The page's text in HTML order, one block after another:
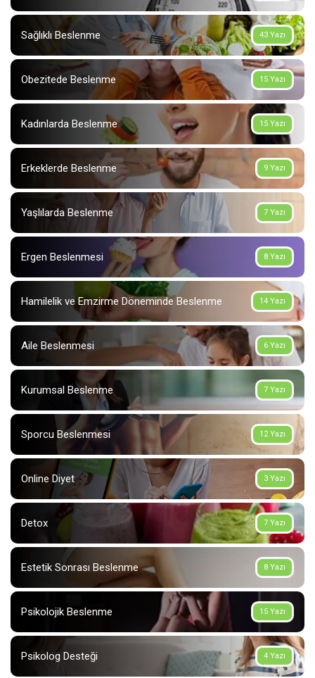
43 Yazı
Sağlıklı Beslenme
15 Yazı
Obezitede Beslenme
15 Yazı
Kadınlarda Beslenme
9 Yazı
Erkeklerde Beslenme
7 Yazı
Yaşlılarda Beslenme
8 Yazı
Ergen Beslenmesi
14 Yazı
Hamilelik ve Emzirme Döneminde Beslenme
6 Yazı
Aile Beslenmesi
7 Yazı
Kurumsal Beslenme
12 Yazı
Sporcu Beslenmesi
3 Yazı
Online Diyet
7 Yazı
Detox
8 Yazı
Estetik Sonrası Beslenme
15 Yazı
Psikolojik Beslenme
4 Yazı
Psikolog Desteği